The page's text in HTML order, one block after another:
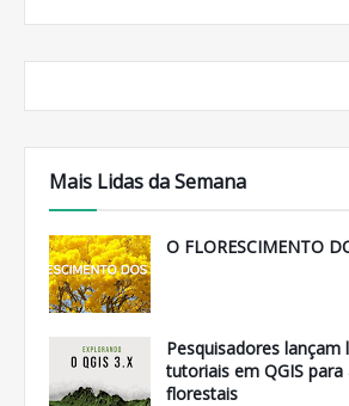
Mais Lidas da Semana
O FLORESCIMENTO
Pesquisadores
tutoriais em QGIS para
florestais